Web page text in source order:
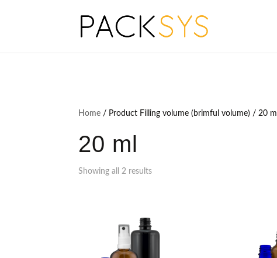
Home / Product Filling volume (brimful volume) / 20 ml
20 ml
Showing all 2 results